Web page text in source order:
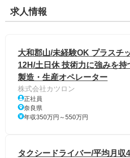
求人情報
大和郡山/未経験OK プラスチ
12H/土日休 技術力に強みを
製造・生産オペレーター
株式会社カツロン
正社員
奈良県
年収350万円～550万円
タクシードライバー/平均月収